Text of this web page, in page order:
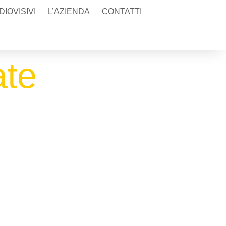
L’AZIENDA CONTATTI